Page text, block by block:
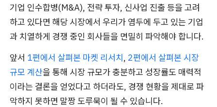
기업 인수합병(M&A), 전략 투자, 신사업 진출 등을 고려
하고 있다면 해당 시장에서 우리가 염두에 두고 있는 기업
과 치열하게 경쟁 중인 회사들을 면밀히 파악해야 합니다.
앞서 1편에서 살펴본 마켓 리서치, 2편에서 살펴본 시장
규모 계산을 통해 시장 규모가 충분하고 성장률도 매력적
이라는 결론을 얻었다고 하더라도, 경쟁 현황을 제대로 파
악하지 못하면 말짱 도루묵이 될 수 있습니다.